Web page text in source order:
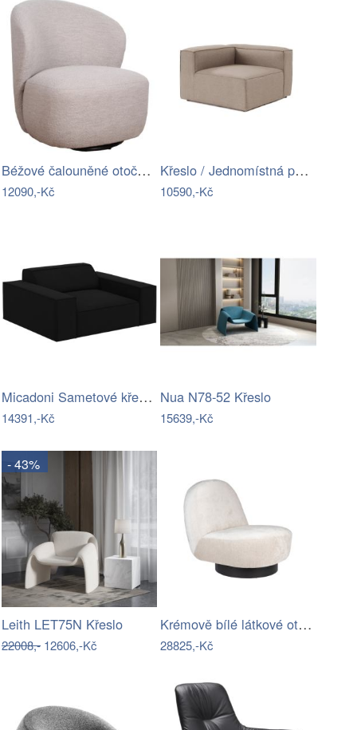
Béžové čalouněné otočné křeslo ROWICO…
12090,-Kč
Křeslo / Jednomístná pohovka Fora L1 -…
10590,-Kč
Micadoni Sametové křeslo Jodie
14391,-Kč
Nua N78-52 Křeslo
15639,-Kč
- 43%
Leith LET75N Křeslo
22008,- 12606,-Kč
Krémově bílé látkové otočné křeslo…
28825,-Kč